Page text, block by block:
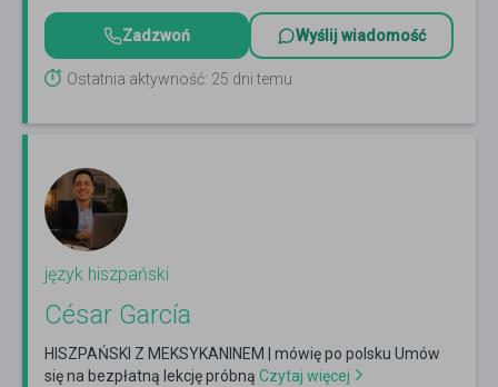
Zadzwoń Wyślij wiadomość
Ostatnia aktywność: 25 dni temu
język hiszpański
César García
HISZPAŃSKI Z MEKSYKANINEM | mówię po polsku Umów
się na bezpłatną lekcję próbną Czytaj więcej